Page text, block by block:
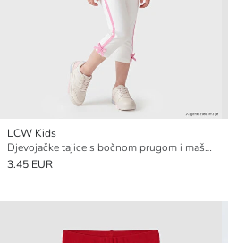
LCW Kids
Djevojačke tajice s bočnom prugom i mašnom
3.45 EUR